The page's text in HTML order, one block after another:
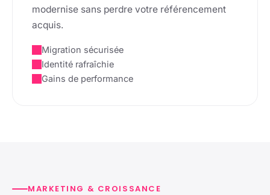
modernise sans perdre votre référencement
acquis.
Migration sécurisée
Identité rafraîchie
Gains de performance
MARKETING & CROISSANCE